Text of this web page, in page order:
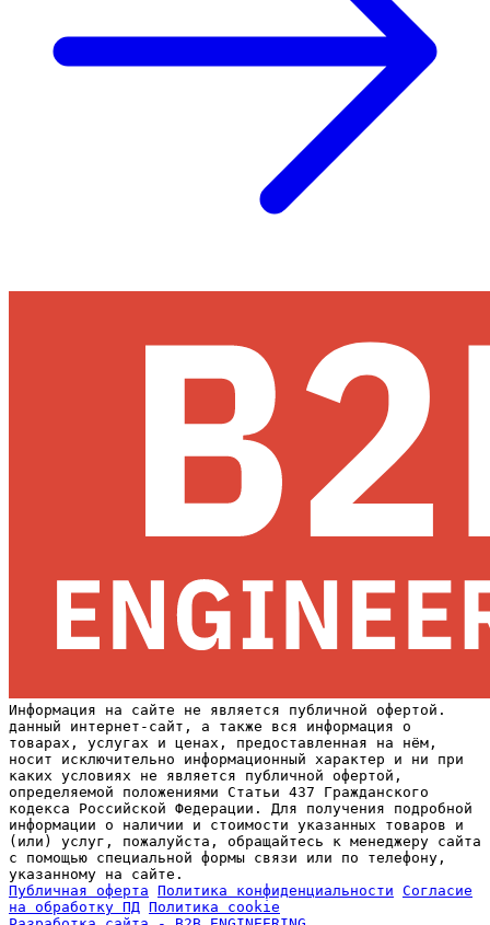
Информация на сайте не является публичной офертой.
данный интернет-сайт, а также вся информация о
товарах, услугах и ценах, предоставленная на нём,
носит исключительно информационный характер и ни при
каких условиях не является публичной офертой,
определяемой положениями Статьи 437 Гражданского
кодекса Российской Федерации. Для получения подробной
информации о наличии и стоимости указанных товаров и
(или) услуг, пожалуйста, обращайтесь к менеджеру сайта
с помощью специальной формы связи или по телефону,
указанному на сайте.
Публичная оферта Политика конфиденциальности Согласие
на обработку ПД Политика cookie